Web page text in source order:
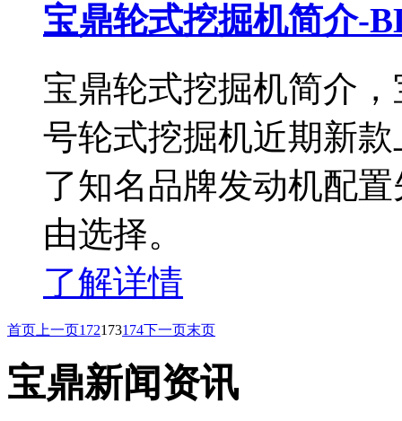
宝鼎轮式挖掘机简介-
宝鼎轮式挖掘机简介
号轮式挖掘机近期新
了知名品牌发动机配
由选择。
了解详情
首页 上一页172173174下一页末页
宝鼎新闻资讯